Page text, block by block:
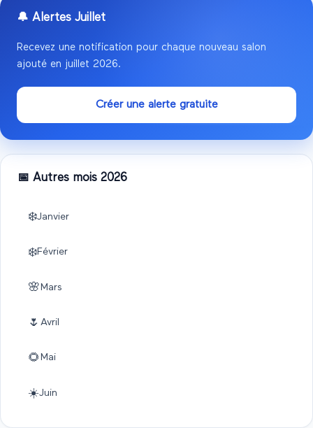
🔔 Alertes Juillet
Recevez une notification pour chaque nouveau salon
ajouté en juillet 2026.
Créer une alerte gratuite
📅 Autres mois 2026
❄️Janvier
❄️Février
🌸 Mars
🌷 Avril
🌻 Mai
☀️Juin